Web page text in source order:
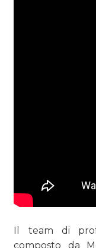
Il team di
composto da